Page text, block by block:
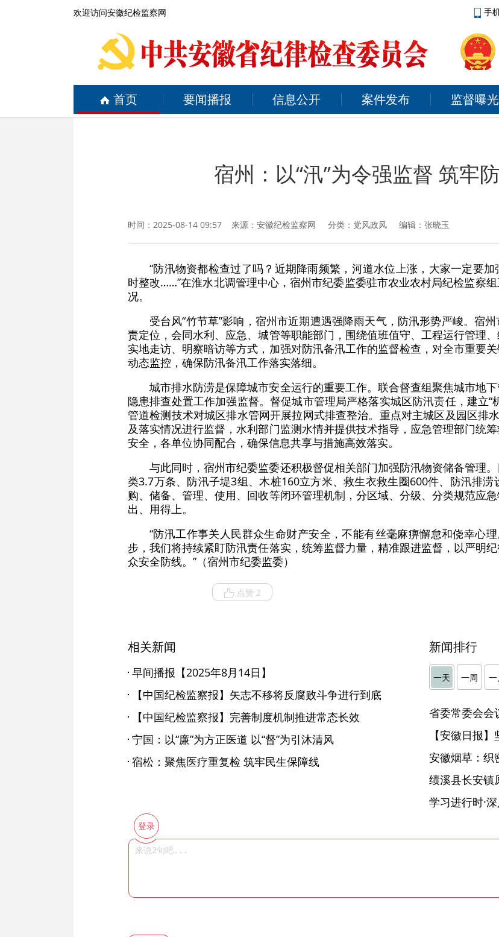
欢迎访问安徽纪检监察网 手
首页 要闻播报 信息公开 案件发布 监督曝光
宿州：以“汛”为令强监督 筑牢
时间：2025-08-14 09:57 来源： 安徽纪检监察网 分类：党风政风 编辑：张晓玉
“防汛物资都检查过了吗？近期降雨频繁，河道水位上涨，大家一定要
时整改……”在淮水北调管理中心，宿州市纪委监委驻市农业农村局纪检监察
况。
受台风“竹节草”影响，宿州市近期遭遇强降雨天气，防汛形势严峻。宿
责定位，会同水利、应急、城管等职能部门，围绕值班值守、工程运行管理
实地走访、明察暗访等方式，加强对防汛备汛工作的监督检查，对全市重要
动态监控，确保防汛备汛工作落实落细。
城市排水防涝是保障城市安全运行的重要工作。联合督查组聚焦城市地
隐患排查处置工作加强监督。督促城市管理局严格落实城区防汛责任，建立
管道检测技术对城区排水管网开展拉网式排查整治。重点对主城区及园区排
及落实情况进行监督，水利部门监测水情并提供技术指导，应急管理部门统
安全，各单位协同配合，确保信息共享与措施高效落实。
与此同时，宿州市纪委监委还积极督促相关部门加强防汛物资储备管理
类3.7万条、防汛子堤3组、木桩160立方米、救生衣救生圈600件、防汛排
购、储备、管理、使用、回收等闭环管理机制，分区域、分级、分类规范应
出、用得上。
“防汛工作事关人民群众生命财产安全，不能有丝毫麻痹懈怠和侥幸心
步，我们将持续紧盯防汛责任落实，统筹监督力量，精准跟进监督，以严明
众安全防线。”（宿州市纪委监委）
点赞 2
相关新闻
早间播报【2025年8月14日】
【中国纪检监察报】矢志不移将反腐败斗争进行到底
【中国纪检监察报】完善制度机制推进常态长效
宁国：以“廉”为方正医道 以“督”为引沐清风
宿松：聚焦医疗重复检 筑牢民生保障线
新闻排行
一天 一周 一
【安徽日报
安徽烟草：织
登录